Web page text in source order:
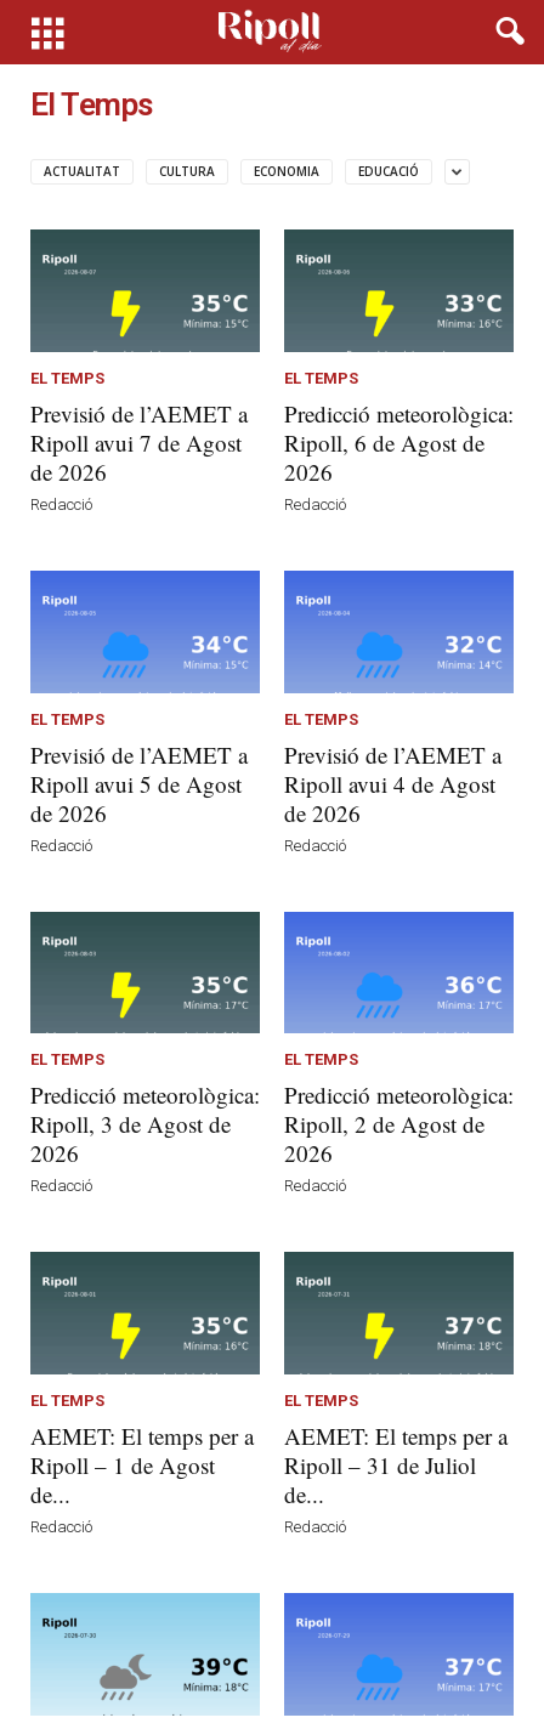
El Temps
ACTUALITAT CULTURA ECONOMIA EDUCACIÓ
EL TEMPS
Previsió de l’AEMET a
Ripoll avui 7 de Agost
de 2026
Redacció
EL TEMPS
Predicció meteorològica:
Ripoll, 6 de Agost de
2026
Redacció
EL TEMPS
Previsió de l’AEMET a
Ripoll avui 5 de Agost
de 2026
Redacció
EL TEMPS
Previsió de l’AEMET a
Ripoll avui 4 de Agost
de 2026
Redacció
EL TEMPS
Predicció meteorològica:
Ripoll, 3 de Agost de
2026
Redacció
EL TEMPS
Predicció meteorològica:
Ripoll, 2 de Agost de
2026
Redacció
EL TEMPS
AEMET: El temps per a
Ripoll – 1 de Agost
de...
Redacció
EL TEMPS
AEMET: El temps per a
Ripoll – 31 de Juliol
de...
Redacció